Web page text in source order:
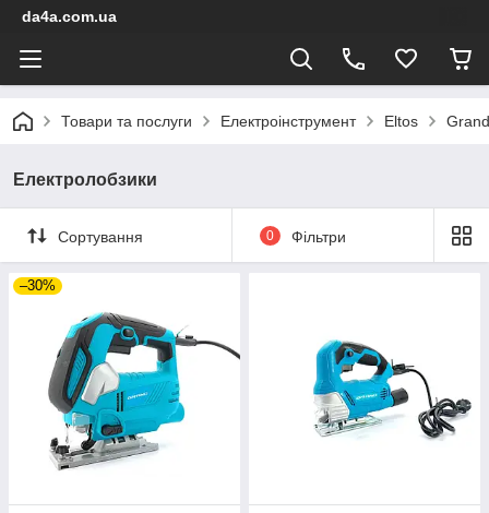
da4a.com.ua
Товари та послуги Електроінструмент Eltos
Електролобзики
Сортування 0 Фільтри
–30%